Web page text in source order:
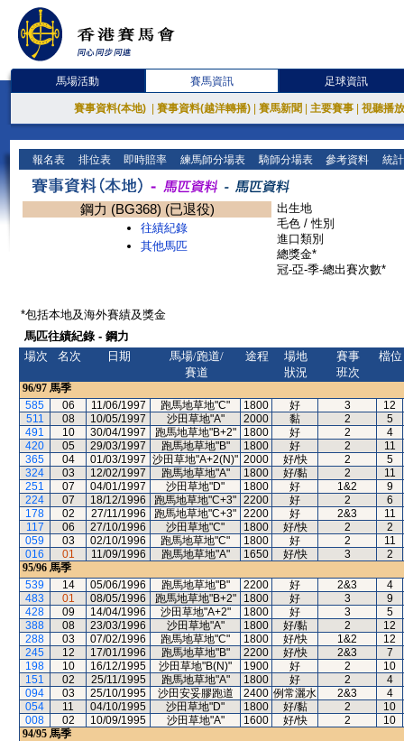
馬場活動 賽馬資訊 足球資訊
賽事資料(本地) 賽事資料(越洋轉播) 賽馬新聞 主要賽事 視聽播
報名表 排位表 即時賠率 練馬師分場表 騎師分場表 參考資料 統
鋼力 (BG368) (已退役)
往績紀錄
其他馬匹
出生地
毛色 / 性別
進口類別
總獎金*
冠-亞-季-總出賽次數*
*包括本地及海外賽績及獎金
馬匹往績紀錄 - 鋼力
場次
名次 日期
馬場/跑道/
賽道
途程
場地
狀況
賽事
班次
檔位
96/97 馬季
585
06 11/06/1997 跑馬地草地"C" 1800 好 3
12
511
08 10/05/1997 沙田草地"A" 2000 黏 2
5
491
10 30/04/1997 跑馬地草地"B+2" 1800 好 2
4
420
05 29/03/1997 跑馬地草地"B" 1800 好 2
11
365
04 01/03/1997 沙田草地"A+2(N)" 2000 好/快 2
5
324
03 12/02/1997 跑馬地草地"A" 1800 好/黏 2
11
251
07 04/01/1997 沙田草地"D" 1800 好 1&2
9
224
07 18/12/1996 跑馬地草地"C+3" 2200 好 2
6
178
02 27/11/1996 跑馬地草地"C+3" 2200 好 2&3
11
117
06 27/10/1996 沙田草地"C" 1800 好/快 2
2
059
03 02/10/1996 跑馬地草地"C" 1800 好 2
11
016
01 11/09/1996 跑馬地草地"A" 1650 好/快 3
2
95/96 馬季
539
14 05/06/1996 跑馬地草地"B" 2200 好 2&3
4
483
01 08/05/1996 跑馬地草地"B+2" 1800 好 3
9
428
09 14/04/1996 沙田草地"A+2" 1800 好 3
5
388
08 23/03/1996 沙田草地"A" 1800 好/黏 2
12
288
03 07/02/1996 跑馬地草地"C" 1800 好/快 1&2
12
245
12 17/01/1996 跑馬地草地"B" 2200 好/快 2&3
7
198
10 16/12/1995 沙田草地"B(N)" 1900 好 2
10
151
02 25/11/1995 跑馬地草地"A" 1800 好 2
4
094
03 25/10/1995 沙田安妥膠跑道 2400 例常灑水 2&3
4
054
11 04/10/1995 沙田草地"D" 1800 好/黏 2
10
008
02 10/09/1995 沙田草地"A" 1600 好/快 2
10
94/95 馬季